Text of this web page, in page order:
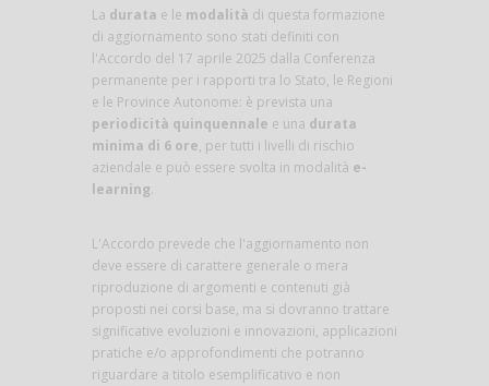
La durata e le modalità di questa formazione
di aggiornamento sono stati definiti con
l'Accordo del 17 aprile 2025 dalla Conferenza
permanente per i rapporti tra lo Stato, le Regioni
e le Province Autonome: è prevista una
periodicità quinquennale e una durata
minima di 6 ore, per tutti i livelli di rischio
aziendale e può essere svolta in modalità e-
learning.
L'Accordo prevede che l'aggiornamento non
deve essere di carattere generale o mera
riproduzione di argomenti e contenuti già
proposti nei corsi base, ma si dovranno trattare
significative evoluzioni e innovazioni, applicazioni
pratiche e/o approfondimenti che potranno
riguardare a titolo esemplificativo e non